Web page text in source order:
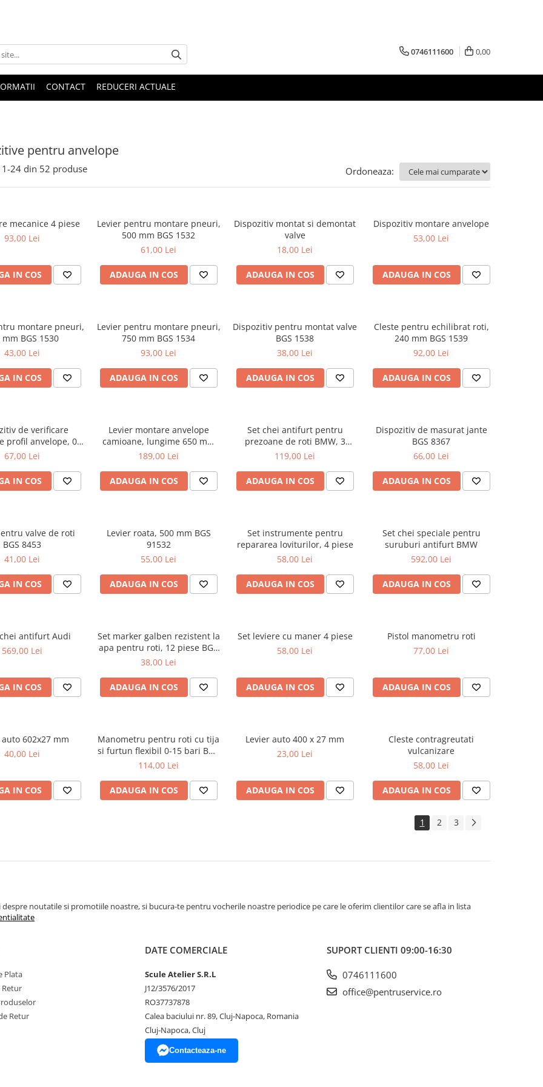
0746111600 0,00
CONTACT REDUCERI ACTUALE
pentru anvelope
1-24 din 52 produse Ordoneaza:
mecanice 4 piese
93,00 Lei
IN COS
Levier pentru montare pneuri,
500 mm BGS 1532
61,00 Lei
ADAUGA IN COS
Dispozitiv montat si demontat
valve
18,00 Lei
ADAUGA IN COS
Dispozitiv montare anvelope
53,00 Lei
ADAUGA IN COS
montare pneuri,
mm BGS 1530
43,00 Lei
IN COS
Levier pentru montare pneuri,
750 mm BGS 1534
93,00 Lei
ADAUGA IN COS
Dispozitiv pentru montat valve
BGS 1538
38,00 Lei
ADAUGA IN COS
Cleste pentru echilibrat roti,
240 mm BGS 1539
92,00 Lei
ADAUGA IN COS
de verificare
profil anvelope, 0-
mm BGS 1941
67,00 Lei
IN COS
Levier montare anvelope
camioane, lungime 650 mm
BGS 4802
189,00 Lei
ADAUGA IN COS
Set chei antifurt pentru
prezoane de roti BMW, 3
piese BGS 5285
119,00 Lei
ADAUGA IN COS
Dispozitiv de masurat jante
BGS 8367
66,00 Lei
ADAUGA IN COS
valve de roti
BGS 8453
41,00 Lei
IN COS
Levier roata, 500 mm BGS
91532
55,00 Lei
ADAUGA IN COS
Set instrumente pentru
repararea loviturilor, 4 piese
58,00 Lei
ADAUGA IN COS
Set chei speciale pentru
suruburi antifurt BMW
592,00 Lei
ADAUGA IN COS
antifurt Audi
569,00 Lei
IN COS
Set marker galben rezistent la
apa pentru roti, 12 piese BGS
8823
38,00 Lei
ADAUGA IN COS
Set leviere cu maner 4 piese
58,00 Lei
ADAUGA IN COS
Pistol manometru roti
77,00 Lei
ADAUGA IN COS
auto 602x27 mm
40,00 Lei
IN COS
Manometru pentru roti cu tija
si furtun flexibil 0-15 bari BGS
55412
114,00 Lei
ADAUGA IN COS
Levier auto 400 x 27 mm
23,00 Lei
ADAUGA IN COS
Cleste contragreutati
vulcanizare
58,00 Lei
ADAUGA IN COS
1 2 3
noutatile si promotiile noastre, si bucura-te pentru vocherile noastre periodice pe care le oferim clientilor care se afla in lista
Plata
Retur
Retur
DATE COMERCIALE
Scule Atelier S.R.L
J12/3576/2017
RO37737878
Calea baciului nr. 89, Cluj-Napoca, Romania
Cluj-Napoca, Cluj
Contacteaza-ne
SUPORT CLIENTI 09:00-16:30
0746111600
office@pentruservice.ro